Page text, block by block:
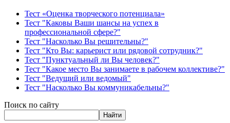
Тест «Оценка творческого потенциала»
Тест "Каковы Ваши шансы на успех в
профессиональной сфере?"
Тест "Насколько Вы решительны?"
Тест "Кто Вы: карьерист или рядовой сотрудник?"
Тест "Пунктуальный ли Вы человек?"
Тест "Какое место Вы занимаете в рабочем коллективе?"
Тест "Ведущий или ведомый"
Тест "Насколько Вы коммуникабельны?"
Поиск по сайту
Найти